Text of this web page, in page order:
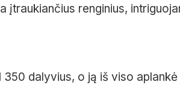
įtraukiančius renginius,
350 dalyvius, o ją iš viso